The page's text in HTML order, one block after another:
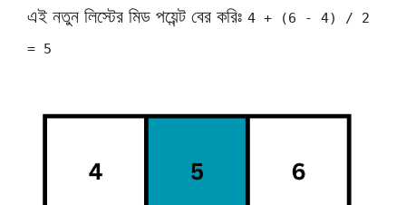
এই নতুন লিস্টের মিড পয়েন্ট বের করিঃ 4 + (6 - 4) / 2
= 5